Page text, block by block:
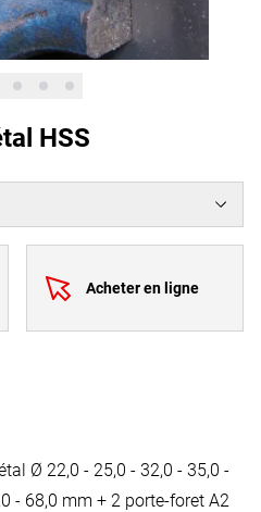
HSS
Acheter en ligne
Ø 22,0 - 25,0 - 32,0 - 35,0 -
- 68,0 mm + 2 porte-foret A2